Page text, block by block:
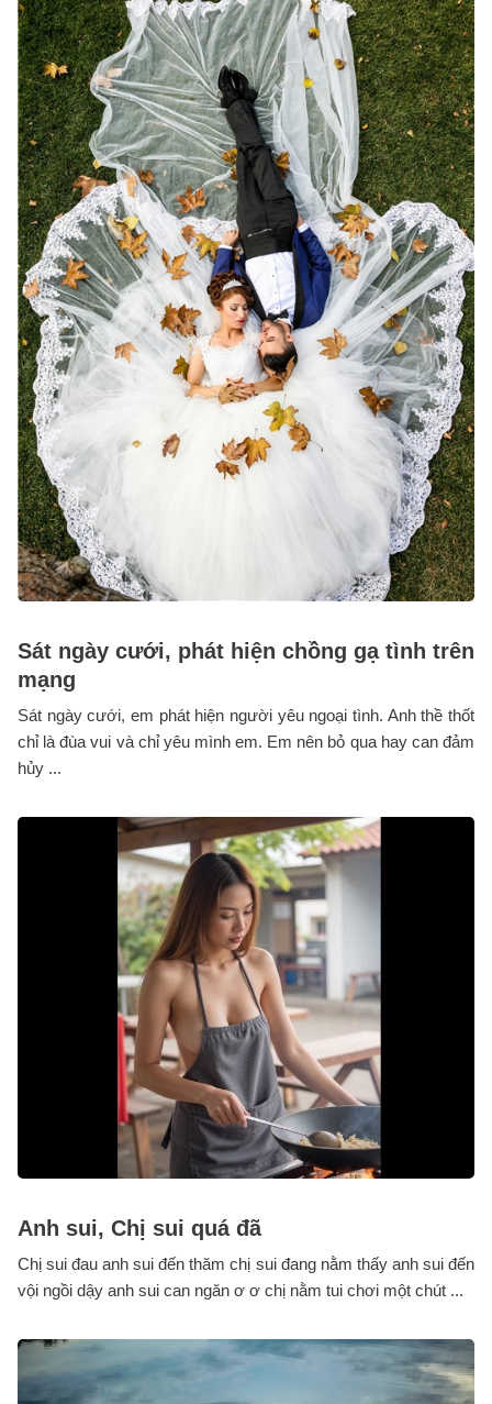
Sát ngày cưới, phát hiện chồng gạ tình trên
mạng
Sát ngày cưới, em phát hiện người yêu ngoại tình. Anh thề thốt
chỉ là đùa vui và chỉ yêu mình em. Em nên bỏ qua hay can đảm
hủy ...
Anh sui, Chị sui quá đã
Chị sui đau anh sui đến thăm chị sui đang nằm thấy anh sui đến
vội ngồi dậy anh sui can ngăn ơ ơ chị nằm tui chơi một chút ...